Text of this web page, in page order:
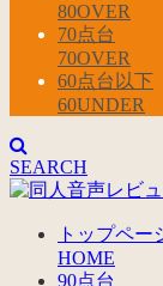
80OVER
70点台
70OVER
60点台以下
60UNDER
SEARCH
トップペー
HOME
90点台